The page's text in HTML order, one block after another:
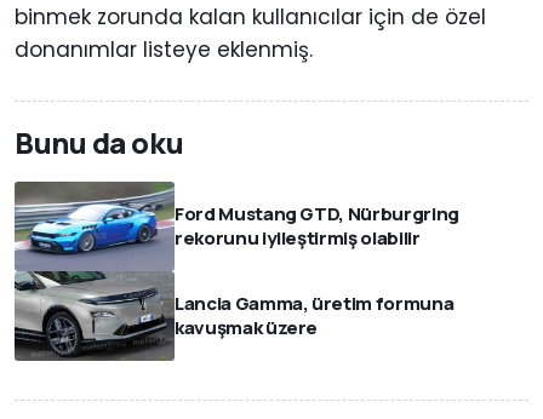
binmek zorunda kalan kullanıcılar için de özel
donanımlar listeye eklenmiş.
Bunu da oku
Ford Mustang GTD, Nürburgring
rekorunu iyileştirmiş olabilir
Lancia Gamma, üretim formuna
kavuşmak üzere